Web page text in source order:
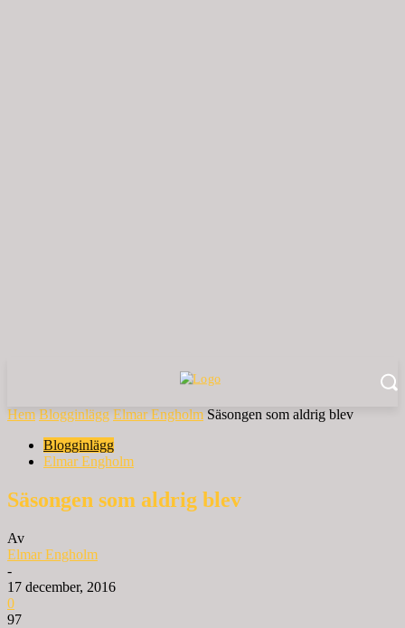
Hem Blogginlägg Elmar Engholm Säsongen som aldrig blev
Blogginlägg
Elmar Engholm
Säsongen som aldrig blev
Av
Elmar Engholm
-
17 december, 2016
0
97